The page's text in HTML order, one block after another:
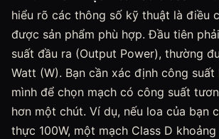
hiểu rõ các thông số kỹ thuật là điều
được sản phẩm phù hợp. Đầu tiên
suất đầu ra (Output Power), thường
Watt (W). Bạn cần xác định công suất
mình để chọn mạch có công suất
hơn một chút. Ví dụ, nếu loa của bạn
thực 100W, một mạch Class D khoảng